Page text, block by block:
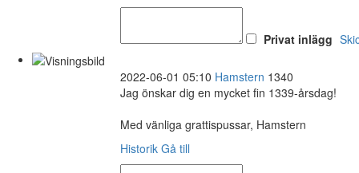
Privat inlägg
2022-06-01 05:10 Hamstern 1340
Jag önskar dig en mycket fin 1339-årsdag!
Med vänliga grattispussar, Hamstern
Historik Gå till